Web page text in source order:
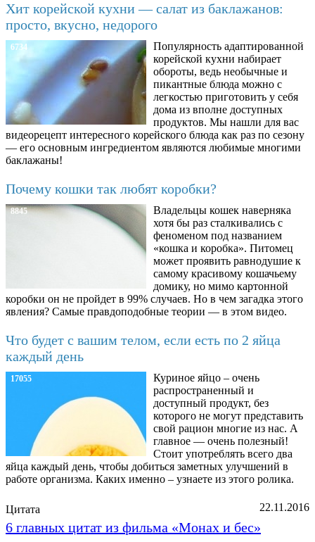
Хит корейской кухни — салат из баклажанов:
просто, вкусно, недорого
6734
Популярность адаптированной
корейской кухни набирает
обороты, ведь необычные и
пикантные блюда можно с
легкостью приготовить у себя
дома из вполне доступных
продуктов. Мы нашли для вас
видеорецепт интересного корейского блюда как раз по сезону
— его основным ингредиентом являются любимые многими
баклажаны!
Почему кошки так любят коробки?
8845
Владельцы кошек наверняка
хотя бы раз сталкивались с
феноменом под названием
«кошка и коробка». Питомец
может проявить равнодушие к
самому красивому кошачьему
домику, но мимо картонной
коробки он не пройдет в 99% случаев. Но в чем загадка этого
явления? Самые правдоподобные теории — в этом видео.
Что будет с вашим телом, если есть по 2 яйца
каждый день
17055
Куриное яйцо – очень
распространенный и
доступный продукт, без
которого не могут представить
свой рацион многие из нас. А
главное — очень полезный!
Стоит употреблять всего два
яйца каждый день, чтобы добиться заметных улучшений в
работе организма. Каких именно – узнаете из этого ролика.
22.11.2016
Цитата
6 главных цитат из фильма «Монах и бес»